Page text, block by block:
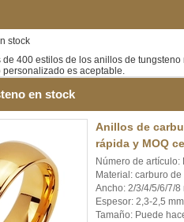
stock
400 estilos de los anillos de
personalizado es aceptable.
en stock
Anillos de
rápida y MOQ
Número de artículo:
Material: carburo
Ancho: 2/3/4/5/6/7/8
Espesor: 2,3-2,5 mm
Tamaño: Puede